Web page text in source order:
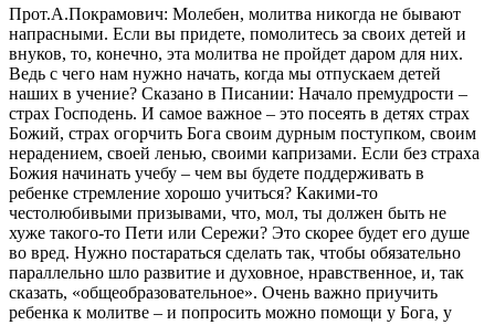
Прот.А.Покрамович: Молебен, молитва никогда не бывают
напрасными. Если вы придете, помолитесь за своих детей и
внуков, то, конечно, эта молитва не пройдет даром для них.
Ведь с чего нам нужно начать, когда мы отпускаем детей
наших в учение? Сказано в Писании: Начало премудрости –
страх Господень. И самое важное – это посеять в детях страх
Божий, страх огорчить Бога своим дурным поступком, своим
нерадением, своей ленью, своими капризами. Если без страха
Божия начинать учебу – чем вы будете поддерживать в
ребенке стремление хорошо учиться? Какими-то
честолюбивыми призывами, что, мол, ты должен быть не
хуже такого-то Пети или Сережи? Это скорее будет его душе
во вред. Нужно постараться сделать так, чтобы обязательно
параллельно шло развитие и духовное, нравственное, и, так
сказать, «общеобразовательное». Очень важно приучить
ребенка к молитве – и попросить можно помощи у Бога, у